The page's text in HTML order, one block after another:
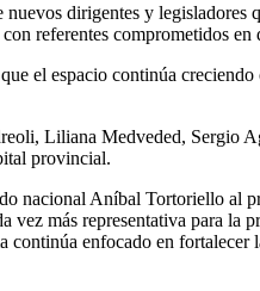
dirigentes y
referentes comprometidos
el espacio continúa
Liliana Medveded, Sergio
provincial.
nacional Aníbal Tortoriello
vez más representativa para la
enfocado en